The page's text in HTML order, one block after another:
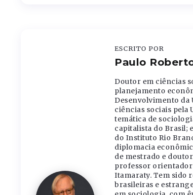
ESCRITO POR
Paulo
Doutor em ciências
planejamento
Desenvolvimento da
ciências sociais pela
temática de
capitalista do Brasil;
do Instituto Rio
diplomacia
de mestrado e
professor orientador
Itamaraty. Tem sido
brasileiras e